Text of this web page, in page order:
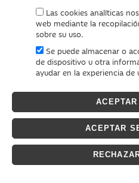
Las cookies analíticas
web mediante la
sobre su uso.
Se puede almacenar o
de dispositivo u otra
ayudar en la experiencia de
ACEPTAR